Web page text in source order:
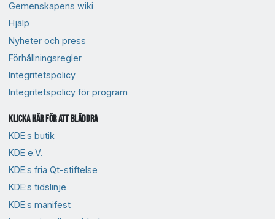
Gemenskapens wiki
Hjälp
Nyheter och press
Förhållningsregler
Integritetspolicy
Integritetspolicy för program
Klicka här för att bläddra
KDE:s butik
KDE e.V.
KDE:s fria Qt-stiftelse
KDE:s tidslinje
KDE:s manifest